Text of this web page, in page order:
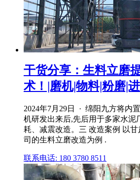
干货分享：生料立磨
术！|磨机|物料|粉磨|
2024年7月29日 · 绵阳九方将内
机研发出来后,先后用于多家水泥
耗、减震改造。三 改造案例 以
司的生料立磨改造为例 .
联系电话: 180 3780 8511